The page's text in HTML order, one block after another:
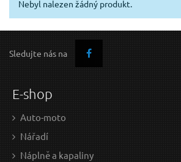
Nebyl nalezen žádný produkt.
Sledujte nás na
E-shop
Auto-moto
Nářadí
Náplně a kapaliny